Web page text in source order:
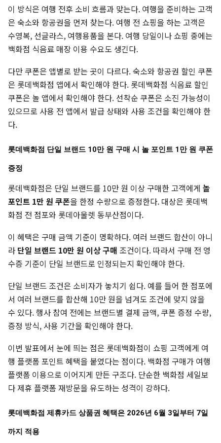
이 방식은 여행 전후 소비 흐름과 맞는다. 여행을 준비하는 고객
은 숙소와 항공권을 먼저 찾는다. 여행 전 쇼핑을 하는 고객은
수영복, 선글라스, 여행용품을 본다. 여행 당일이나 쇼핑 중에는
백화점 식음료 매장 이용 수요도 생긴다.
다만 쿠폰은 앱별로 받는 곳이 다르다. 숙소와 항공권 할인 쿠폰
은 롯데백화점 앱에서 확인해야 한다. 롯데백화점 식음료 할인
쿠폰은 놀 앱에서 확인해야 한다. 선착순 쿠폰은 소진 가능성이
있으므로 사용 전 앱에서 발급 상태와 사용 조건을 확인해야 한
다.
롯데백화점 단일 브랜드 10만 원 구매 시 놀 포인트 1만 원 쿠폰
증정
롯데백화점은 단일 브랜드를 10만 원 이상 구매한 고객에게 놀
포인트 1만 원 쿠폰을 한정 수량으로 증정한다. 대상은 롯데백
화점 전 점포와 롯데아울렛 동부산점이다.
이 혜택은 구매 금액 기준이 명확하다. 여러 브랜드 합산이 아니
라 단일 브랜드 10만 원 이상 구매 조건이다. 따라서 구매 전 영
수증 기준이 단일 브랜드로 인정되는지 확인해야 한다.
단일 브랜드 조건은 소비자가 놓치기 쉽다. 예를 들어 한 점포에
서 여러 브랜드를 합산해 10만 원을 넘겨도 조건에 맞지 않을
수 있다. 행사 참여 전에는 브랜드별 결제 금액, 쿠폰 증정 수량,
증정 방식, 사용 기간을 확인해야 한다.
이번 발표에서 눈에 띄는 점은 롯데백화점이 쇼핑 고객에게 여
행 플랫폼 포인트 혜택을 붙였다는 점이다. 백화점 구매가 여행
플랫폼 이용으로 이어지게 만든 구조다. 단순한 백화점 세일보
다 제휴 플랫폼 재방문을 유도하는 성격이 강하다.
롯데백화점 제휴카드 상품권 혜택은 2026년 6월 3일부터 7일
까지 적용